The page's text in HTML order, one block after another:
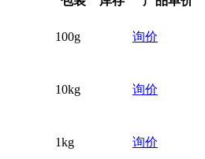
100g 询价
10kg 询价
1kg 询价